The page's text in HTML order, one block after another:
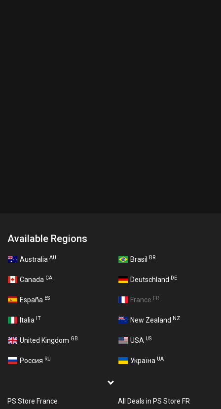
Available Regions
Australia AU Brasil BR
Canada CA Deutschland DE
España ES France FR
Italia IT New Zealand NZ
United Kingdom GB USA US
Россия RU Україна UA
PS Store France All Deals in PS Store FR